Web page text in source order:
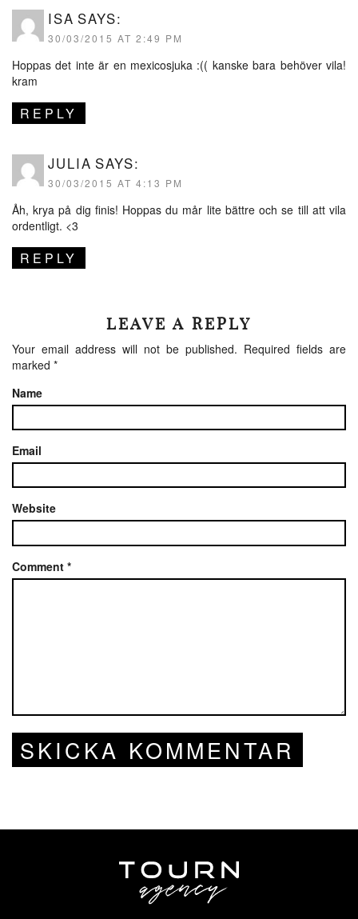
ISA SAYS:
30/03/2015 AT 2:49 PM
Hoppas det inte är en mexicosjuka :(( kanske bara behöver vila!
kram
REPLY
JULIA SAYS:
30/03/2015 AT 4:13 PM
Åh, krya på dig finis! Hoppas du mår lite bättre och se till att vila
ordentligt. <3
REPLY
LEAVE A REPLY
Your email address will not be published. Required fields are
marked *
Name
Email
Website
Comment *
SKICKA KOMMENTAR